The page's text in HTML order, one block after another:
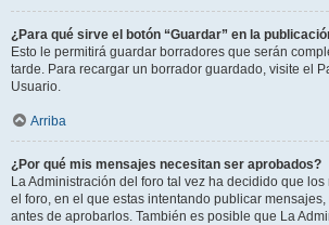
¿Para qué sirve el botón “Guardar” en la
Esto le permitirá guardar borradores que serán
tarde. Para recargar un borrador guardado, visite el
Usuario.
Arriba
¿Por qué mis mensajes necesitan ser aprobados?
La Administración del foro tal vez ha decidido que
el foro, en el que estas intentando publicar
antes de aprobarlos. También es posible que La